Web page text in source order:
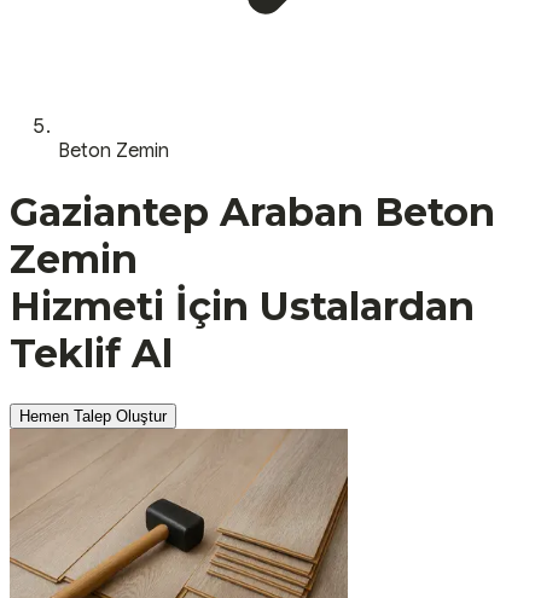
Beton Zemin
Gaziantep Araban Beton
Zemin
Hizmeti İçin Ustalardan
Teklif Al
Hemen Talep Oluştur